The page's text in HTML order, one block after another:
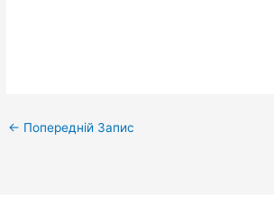
← Попередній Запис